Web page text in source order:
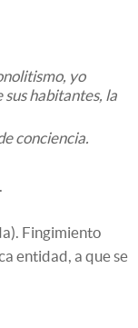
yo
habitantes, la
conciencia.
Fingimiento
entidad, a que se